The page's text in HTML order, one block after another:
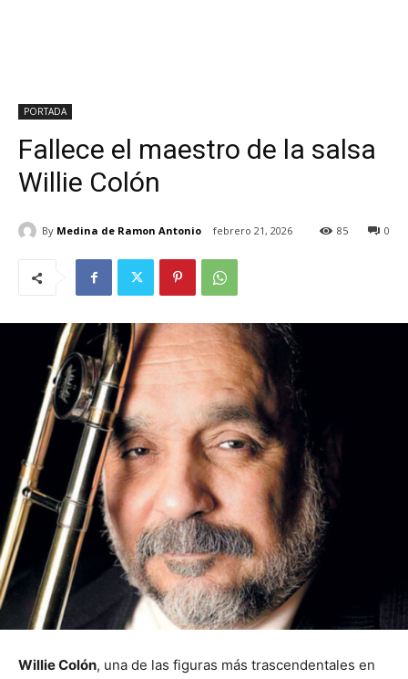
PORTADA
Fallece el maestro de la salsa
Willie Colón
By Medina de Ramon Antonio febrero 21, 2026 0
85
Willie Colón, una de las figuras más trascendentales en